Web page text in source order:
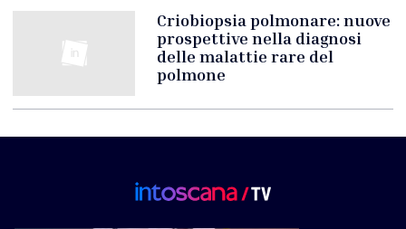
Criobiopsia polmonare: nuove
prospettive nella diagnosi
delle malattie rare del
polmone